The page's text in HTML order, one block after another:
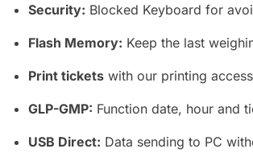
Security: Blocked Keyboard for
Flash Memory: Keep the last
Print tickets with our printing
GLP-GMP: Function date, hour and
USB Direct: Data sending to PC